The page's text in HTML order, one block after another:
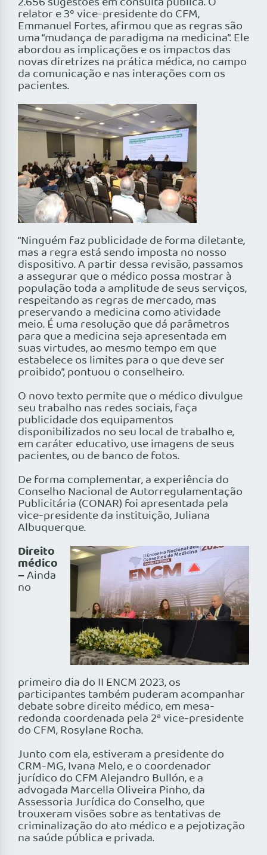
relator e 3º vice-presidente do CFM,
Emmanuel Fortes, afirmou que as regras são
uma “mudança de paradigma na medicina”. Ele
abordou as implicações e os impactos das
novas diretrizes na prática médica, no campo
da comunicação e nas interações com os
pacientes.
“Ninguém faz publicidade de forma diletante,
mas a regra está sendo imposta no nosso
dispositivo. A partir dessa revisão, passamos
a assegurar que o médico possa mostrar à
população toda a amplitude de seus serviços,
respeitando as regras de mercado, mas
preservando a medicina como atividade
meio. É uma resolução que dá parâmetros
para que a medicina seja apresentada em
suas virtudes, ao mesmo tempo em que
estabelece os limites para o que deve ser
proibido”, pontuou o conselheiro.
O novo texto permite que o médico divulgue
seu trabalho nas redes sociais, faça
publicidade dos equipamentos
disponibilizados no seu local de trabalho e,
em caráter educativo, use imagens de seus
pacientes, ou de banco de fotos.
De forma complementar, a experiência do
Conselho Nacional de Autorregulamentação
Publicitária (CONAR) foi apresentada pela
vice-presidente da instituição, Juliana
Albuquerque.
Direito
médico
–Ainda
no
primeiro dia do II ENCM 2023, os
participantes também puderam acompanhar
debate sobre direito médico, em mesa-
redonda coordenada pela 2ª vice-presidente
do CFM, Rosylane Rocha.
Junto com ela, estiveram a presidente do
CRM-MG, Ivana Melo, e o coordenador
jurídico do CFM Alejandro Bullón, e a
advogada Marcella Oliveira Pinho, da
Assessoria Jurídica do Conselho, que
trouxeram visões sobre as tentativas de
criminalização do ato médico e a pejotização
na saúde pública e privada.